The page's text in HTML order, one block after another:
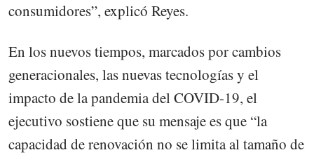
consumidores”, explicó Reyes.
En los nuevos tiempos, marcados por cambios
generacionales, las nuevas tecnologías y el
impacto de la pandemia del COVID-19, el
ejecutivo sostiene que su mensaje es que “la
capacidad de renovación no se limita al tamaño de